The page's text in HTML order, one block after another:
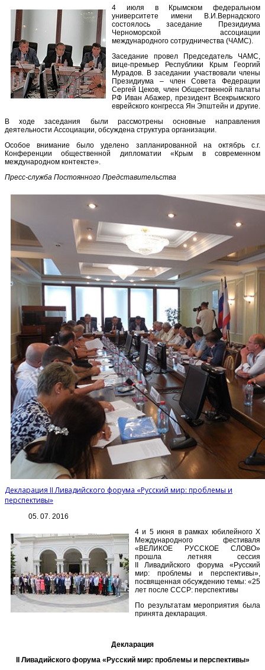
4 июля в Крымском федеральном
университете имени В.И.Вернадского
состоялось заседание Президиума
Черноморской ассоциации
международного сотрудничества (ЧАМС).
Заседание провел Председатель ЧАМС,
вице-премьер Республики Крым Георгий
Мурадов. В заседании участвовали члены
Президиума – член Совета Федерации
Сергей Цеков, член Общественной палаты
РФ Иван Абажер, президент Всекрымского
еврейского конгресса Ян Эпштейн и другие.
В ходе заседания были рассмотрены основные направления
деятельности Ассоциации, обсуждена структура организации.
Особое внимание было уделено запланированной на октябрь с.г.
Конференции общественной дипломатии «Крым в современном
международном контексте».
Пресс-служба Постоянного Представительства
Декларация II Ливадийского форума «Русский мир: проблемы и
перспективы»
05. 07. 2016
4 и 5 июня в рамках юбилейного Х
Международного фестиваля
«ВЕЛИКОЕ РУССКОЕ СЛОВО»
прошла летняя сессия
II Ливадийского форума «Русский
мир: проблемы и перспективы»,
посвященная обсуждению темы: «25
лет после СССР: перспективы
По результатам мероприятия была
принята декларация.
Декларация
II Ливадийского форума «Русский мир: проблемы и перспективы»